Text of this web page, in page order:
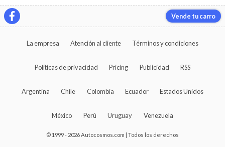
Vende tu carro
La empresa Atención al cliente Términos y condiciones
Políticas de privacidad Pricing Publicidad RSS
Argentina Chile Colombia Ecuador Estados Unidos
México Perú Uruguay Venezuela
© 1999 - 2026 Autocosmos.com | Todos los derechos